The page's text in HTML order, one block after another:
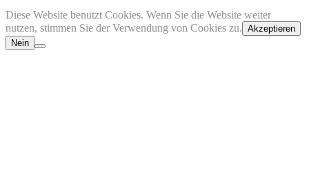
Diese Website benutzt Cookies. Wenn Sie die Website weiter
nutzen, stimmen Sie der Verwendung von Cookies zu. Akzeptieren
Nein